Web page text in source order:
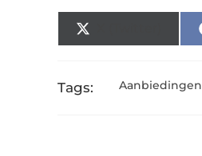
Tags: Aanbiedingen